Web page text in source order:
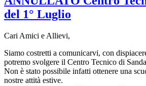
del 1° Luglio
Cari Amici e Allievi,
Siamo costretti a comunicarvi, con
potremo svolgere il Centro Tecnico di
Non è stato possibile infatti ottenere una
nostre attità estive.